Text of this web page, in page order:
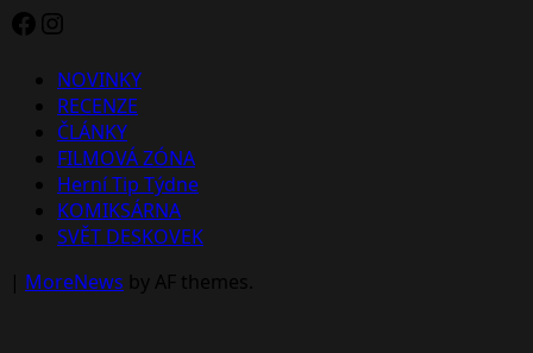
Facebook
Instagram
NOVINKY
RECENZE
ČLÁNKY
FILMOVÁ ZÓNA
Herní Tip Týdne
KOMIKSÁRNA
SVĚT DESKOVEK
| MoreNews by AF themes.